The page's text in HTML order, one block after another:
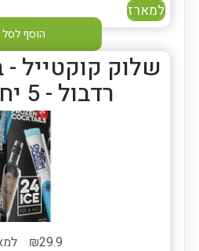
למארז
הוסף לסל
שלוק קוקטייל
רדבול - 5 יח' - כשר
29.9
₪